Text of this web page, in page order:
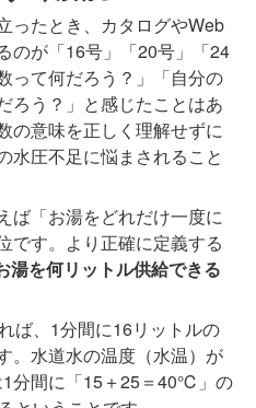
ったとき、カタログやWeb
のが「16号」「20号」「24
って何だろう？」「自分の
ろう？」と感じたことはあ
の意味を正しく理解せずに
水圧不足に悩まされること
ば「お湯をどれだけ一度に
です。より正確に定義する
を何リットル供給できる
ば、1分間に16リットルの
。水道水の温度（水温）が
分間に「15＋25＝40℃」の